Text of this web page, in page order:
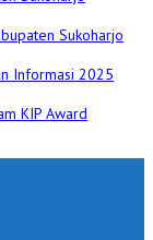
Sukoharjo
Informasi 2025
KIP Award